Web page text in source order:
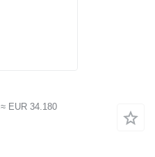
≈ EUR 34.180